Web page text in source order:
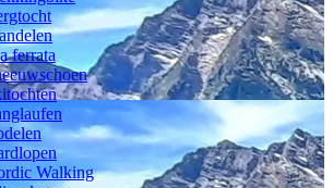
ferrata
Walking